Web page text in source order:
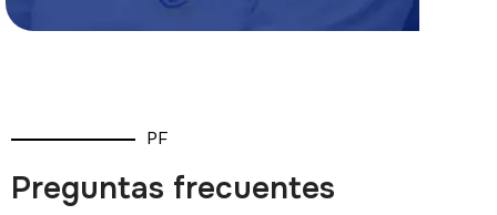
PF
Preguntas frecuentes